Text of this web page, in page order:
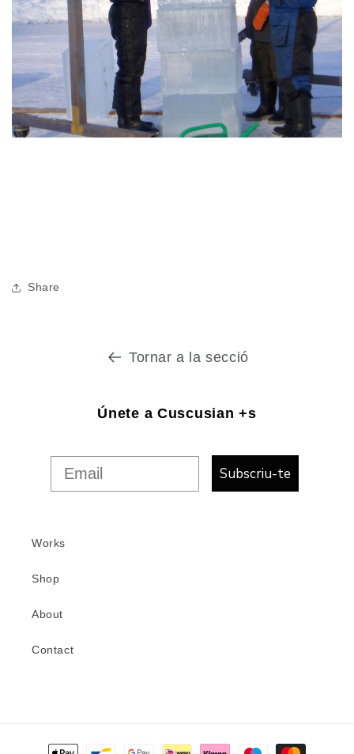
Share
Tornar a la secció
Únete a Cuscusian +s
Subscriu-te
Works
Shop
About
Contact
Formes